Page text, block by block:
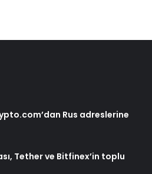
Rus adreslerine
Tether ve Bitfinex’in toplu